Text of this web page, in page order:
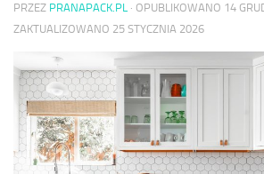
PRZEZ PRANAPACK.PL · OPUBLIKOWANO 14
ZAKTUALIZOWANO 25 STYCZNIA 2026